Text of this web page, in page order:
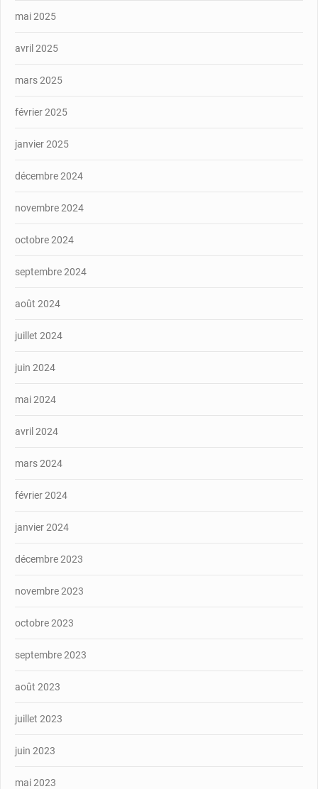
mai 2025
avril 2025
mars 2025
février 2025
janvier 2025
décembre 2024
novembre 2024
octobre 2024
septembre 2024
août 2024
juillet 2024
juin 2024
mai 2024
avril 2024
mars 2024
février 2024
janvier 2024
décembre 2023
novembre 2023
octobre 2023
septembre 2023
août 2023
juillet 2023
juin 2023
mai 2023